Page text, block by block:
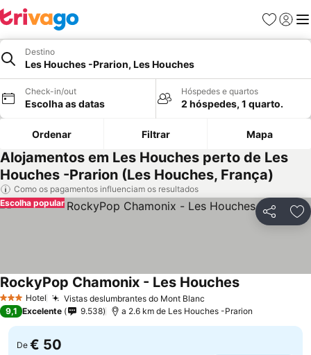
Favoritos
Iniciar
Destino
Les Houches -Prarion, Les Houches
Check-in/out
Escolha as datas
Hóspedes e quartos
2 hóspedes, 1 quarto.
Ordenar Filtrar Mapa
Alojamentos em Les Houches perto de Les
Houches -Prarion (Les Houches, França)
Como os pagamentos influenciam os resultados
Partilhar
Escolha popular
3 EstrelasHotel Vistas deslumbrantes do Mont Blanc
RockyPop Chamonix - Les Houches
9,1 Excelente 9.538 a 2.6 km de Les Houches -Prarion
De € 50